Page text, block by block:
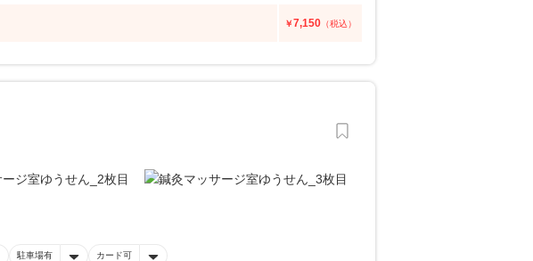
￥7,150 （税込）
駐車場有 カード可